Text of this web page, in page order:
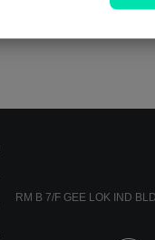
728 RM B 7/F GEE LOK IND